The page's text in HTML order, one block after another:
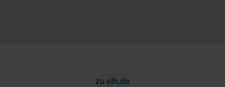
zu vlh.de